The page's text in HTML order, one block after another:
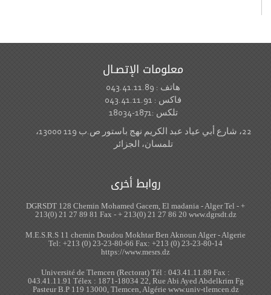
معلومات الإتصـال
22، شارع أبي عياد عبد الكريم نهج باستور ص.ب 119 13000،
تلمسان، الجزائر
روابط أخرى
DGRSDT 128 Chemin Mohamed Gacem, El madania -
213(0) 21 27 89 81 Fax - + 213(0) 21 27 86 20
M.E.S.R.S 11 chemin Doudou Mokhtar Ben Aknoun Alger
Tel: +213 (0) 23-23-80-66 Fax: +213 (0) 23-23-80-
https://www.mesrs.dz
Université de Tlemcen (Rectorat) Tél : 043.41.11.89
043.41.11.91 Télex : 1871-18034 22, Rue Abi Ayed
Pasteur B.P 119 13000, Tlemcen, Algérie www.univ-